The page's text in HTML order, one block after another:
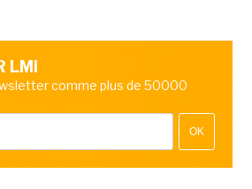
LMI
comme plus de 50000
OK